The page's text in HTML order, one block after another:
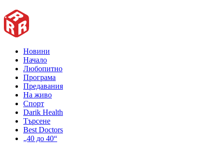
Новини
Начало
Любопитно
Програма
Предавания
На живо
Спорт
Darik Health
Търсене
Best Doctors
„40 до 40“